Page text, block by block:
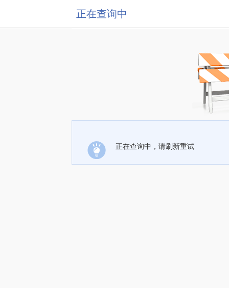
正在查询中
正在查询中，请刷新重试